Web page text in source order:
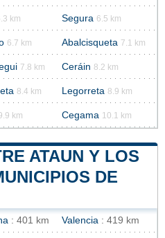
km Segura 6.5 km
6.7 km Abalcisqueta 7.1 km
7.8 km Ceráin 8.2 km
8.4 km Legorreta 8.9 km
km Cegama 10.1 km
ATAUN Y LOS
DE
: 401 km Valencia : 419 km